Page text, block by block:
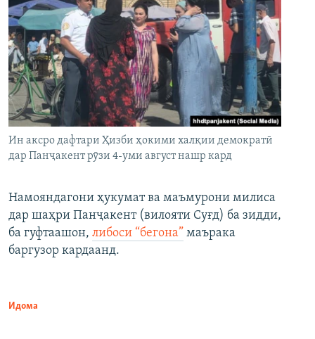
Ин аксро дафтари Ҳизби ҳокими халқии демократӣ
дар Панҷакент рӯзи 4-уми август нашр кард
Намояндагони ҳукумат ва маъмурони милиса
дар шаҳри Панҷакент (вилояти Суғд) ба зидди,
ба гуфтаашон, либоси “бегона” маърака
баргузор кардаанд.
Идома